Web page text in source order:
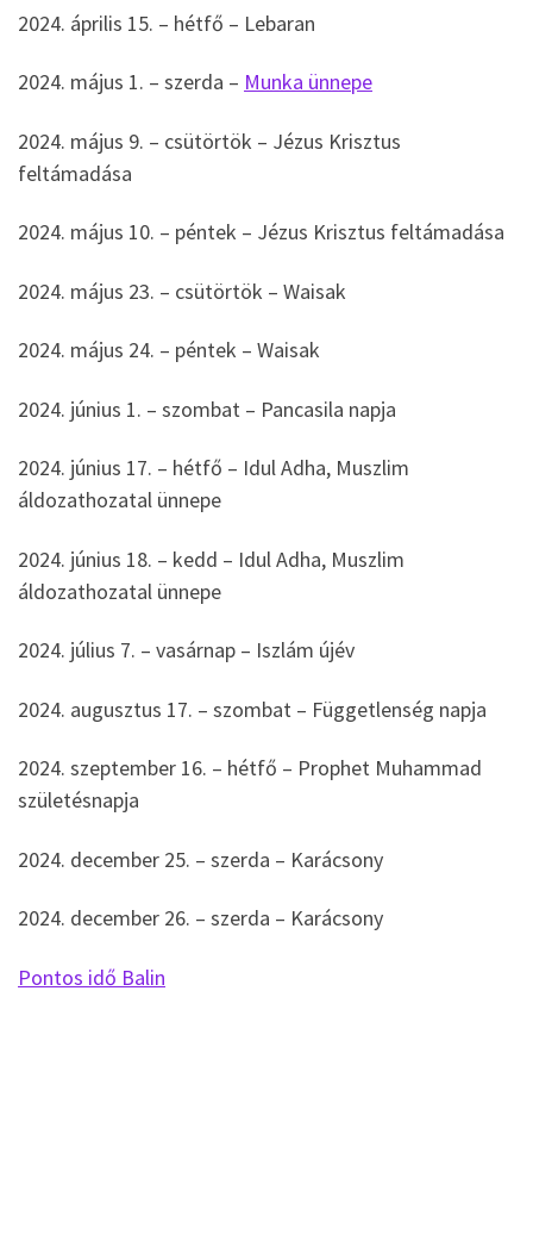
2024. április 15. – hétfő – Lebaran
2024. május 1. – szerda – Munka ünnepe
2024. május 9. – csütörtök – Jézus Krisztus
feltámadása
2024. május 10. – péntek – Jézus Krisztus feltámadása
2024. május 23. – csütörtök – Waisak
2024. május 24. – péntek – Waisak
2024. június 1. – szombat – Pancasila napja
2024. június 17. – hétfő – Idul Adha, Muszlim
áldozathozatal ünnepe
2024. június 18. – kedd – Idul Adha, Muszlim
áldozathozatal ünnepe
2024. július 7. – vasárnap – Iszlám újév
2024. augusztus 17. – szombat – Függetlenség napja
2024. szeptember 16. – hétfő – Prophet Muhammad
születésnapja
2024. december 25. – szerda – Karácsony
2024. december 26. – szerda – Karácsony
Pontos idő Balin